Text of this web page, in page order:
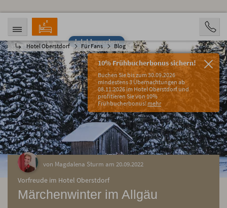
Jetzt bewerben
Hotel Oberstdorf Für Fans Blog
10% Frühbucherbonus sichern!
Buchen Sie bis zum 30.09.2026
mindestens 3 Übernachtungen ab
08.11.2026 im Hotel Oberstdorf und
profitieren Sie von 10%
Frühbucherbonus! mehr
ANREISE
07.08.2026
ABREISE
12.08.2026
PERSONEN
2 Personen
BUCHEN
von Magdalena Sturm am 20.09.2022
Vorfreude im Hotel Oberstdorf
Märchenwinter im Allgäu